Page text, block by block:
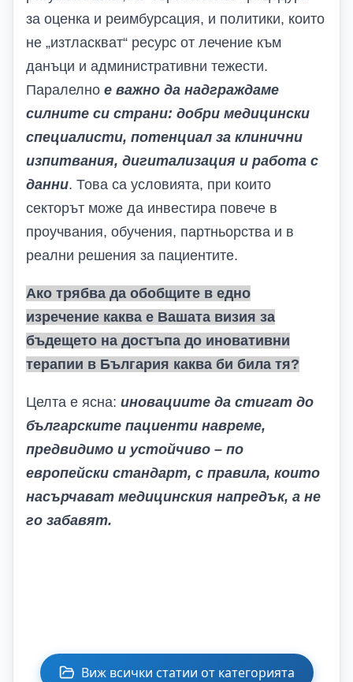
за оценка и реимбурсация, и политики, които
не „изтласкват“ ресурс от лечение към
данъци и административни тежести.
Паралелно е важно да надграждаме
силните си страни: добри медицински
специалисти, потенциал за клинични
изпитвания, дигитализация и работа с
данни. Това са условията, при които
секторът може да инвестира повече в
проучвания, обучения, партньорства и в
реални решения за пациентите.
Ако трябва да обобщите в едно
изречение каква е Вашата визия за
бъдещето на достъпа до иновативни
терапии в България каква би била тя?
Целта е ясна: иновациите да стигат до
българските пациенти навреме,
предвидимо и устойчиво – по
европейски стандарт, с правила, които
насърчават медицинския напредък, а не
го забавят.
Виж всички статии от категорията